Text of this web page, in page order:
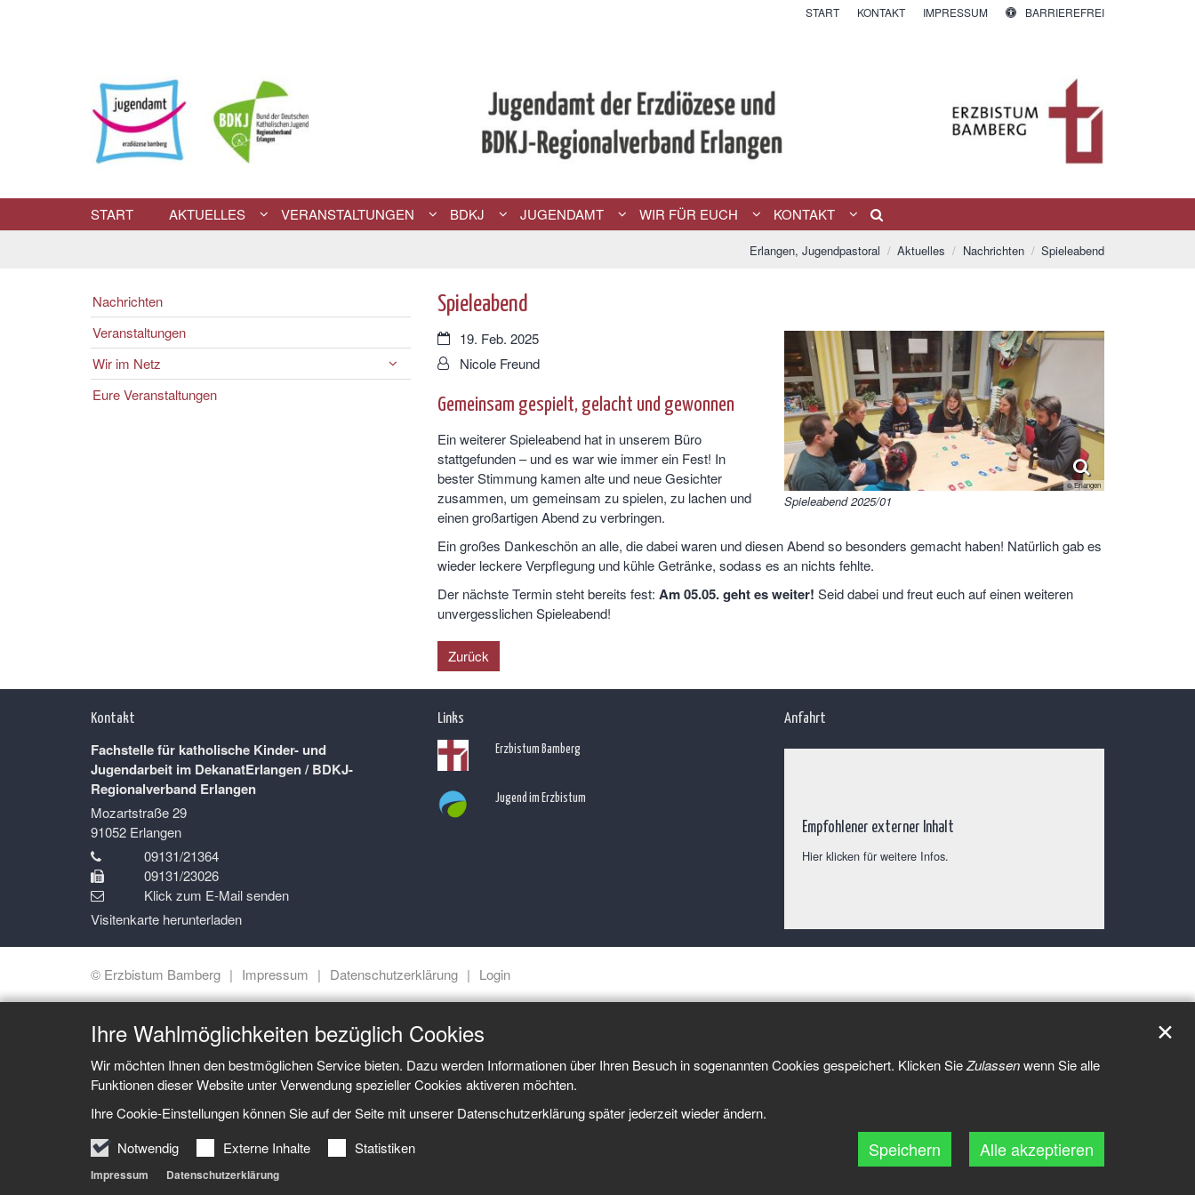
Ihre Wahlmöglichkeiten bezüglich Cookies
Wir möchten Ihnen den bestmöglichen Service bieten. Dazu werden Informationen über Ihren Besuch in sogenannten Cookies gespeichert. Klicken SieZulassenwenn Sie alle
Funktionen dieser Website unter Verwendung spezieller Cookies aktiveren möchten.
Ihre Cookie-Einstellungen können Sie auf der Seite mit unserer Datenschutzerklärung später jederzeit wieder ändern.
Notwendig
Externe Inhalte Statistiken Speichern Alle akzeptieren
✕
Impressum Datenschutzerklärung
START KONTAKT IMPRESSUM BARRIEREFREI
START AKTUELLES VERANSTALTUNGEN BDKJ JUGENDAMT WIR FÜR EUCH KONTAKT
Erlangen, Jugendpastoral Aktuelles Nachrichten Spieleabend
Spieleabend
© Erlangen
Spieleabend 2025/01
Datum:19. Feb. 2025
Von:Nicole Freund
Gemeinsam gespielt, gelacht und gewonnen
Ein weiterer Spieleabend hat in unserem Büro
stattgefunden – und es war wie immer ein Fest! In
bester Stimmung kamen alte und neue Gesichter
zusammen, um gemeinsam zu spielen, zu lachen und
einen großartigen Abend zu verbringen.
Ein großes Dankeschön an alle, die dabei waren und diesen Abend so besonders gemacht haben! Natürlich gab es
wieder leckere Verpflegung und kühle Getränke, sodass es an nichts fehlte.
Der nächste Termin steht bereits fest: Am 05.05. geht es weiter! Seid dabei und freut euch auf einen weiteren
unvergesslichen Spieleabend!
Zurück
Nachrichten
Veranstaltungen
Wir im Netz
Eure Veranstaltungen
Kontakt
Fachstelle für katholische Kinder- und
Jugendarbeit im DekanatErlangen / BDKJ-
Regionalverband Erlangen
Mozartstraße 29
91052 Erlangen
09131/21364
09131/23026
Klick zum E-Mail senden
Visitenkarte herunterladen
Links
Erzbistum Bamberg
Jugend im Erzbistum
Anfahrt
Empfohlener externer Inhalt
Hier klicken für weitere Infos.
© Erzbistum Bamberg Impressum Datenschutzerklärung Login